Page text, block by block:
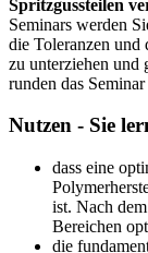
Spritzgussteilen
Seminars werden
die Toleranzen und
zu unterziehen und
runden das Seminar
Nutzen - Sie
dass eine
ist. Nach
Bereichen
die